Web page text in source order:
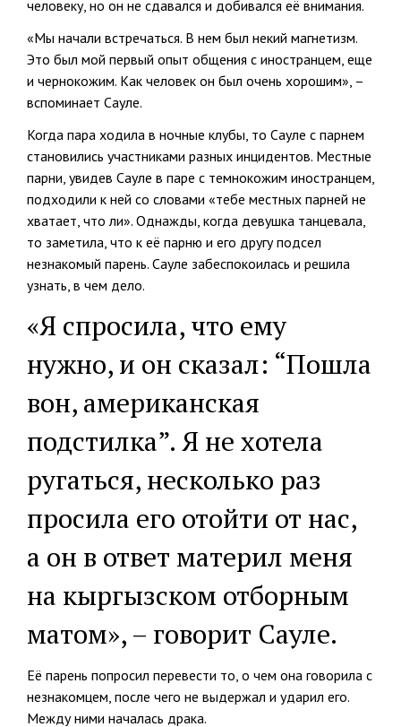
человеку, но он не сдавался и добивался её внимания.
«Мы начали встречаться. В нем был некий магнетизм.
Это был мой первый опыт общения с иностранцем, еще
и чернокожим. Как человек он был очень хорошим», –
вспоминает Сауле.
Когда пара ходила в ночные клубы, то Сауле с парнем
становились участниками разных инцидентов. Местные
парни, увидев Сауле в паре с темнокожим иностранцем,
подходили к ней со словами «тебе местных парней не
хватает, что ли». Однажды, когда девушка танцевала,
то заметила, что к её парню и его другу подсел
незнакомый парень. Сауле забеспокоилась и решила
узнать, в чем дело.
«Я спросила, что ему
нужно, и он сказал: “Пошла
вон, американская
подстилка”. Я не хотела
ругаться, несколько раз
просила его отойти от нас,
а он в ответ материл меня
на кыргызском отборным
матом», – говорит Сауле.
Её парень попросил перевести то, о чем она говорила с
незнакомцем, после чего не выдержал и ударил его.
Между ними началась драка.